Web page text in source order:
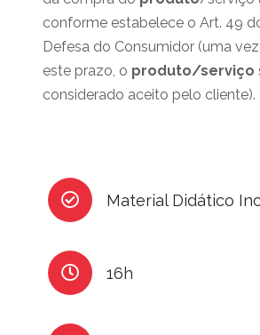
conforme estabelece o Art. 49
Defesa do Consumidor (uma
este prazo, o produto/serviço
considerado aceito pelo cliente).
Material Didático
16h